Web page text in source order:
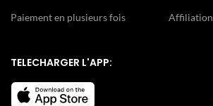
Paiement en plusieurs fois
Affiliation
TELECHARGER L'APP: